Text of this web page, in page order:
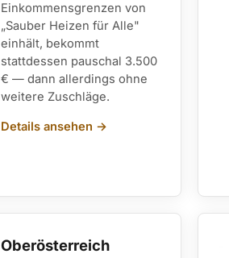
Einkommensgrenzen von
„Sauber Heizen für Alle"
einhält, bekommt
stattdessen pauschal 3.500
€ — dann allerdings ohne
weitere Zuschläge.
Details ansehen →
Oberösterreich